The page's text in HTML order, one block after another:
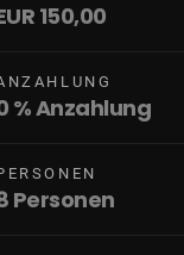
150,00
% Anzahlung
Personen